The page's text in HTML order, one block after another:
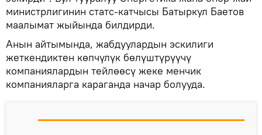
министрлигинин статс-катчысы Батыркул Баетов
маалымат жыйында билдирди.
Анын айтымында, жабдуулардын эскилиги
жеткендиктен көпчүлүк бөлүштүрүүчү
компаниялардын тейлөөсү жеке менчик
компанияларга караганда начар болууда.